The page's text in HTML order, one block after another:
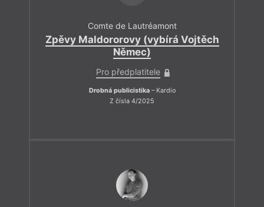
Comte de Lautréamont
Zpěvy Maldororovy (vybírá Vojtěch
Němec)
Pro předplatitele
Drobná publicistika– Kardio
Z čísla 4/2025